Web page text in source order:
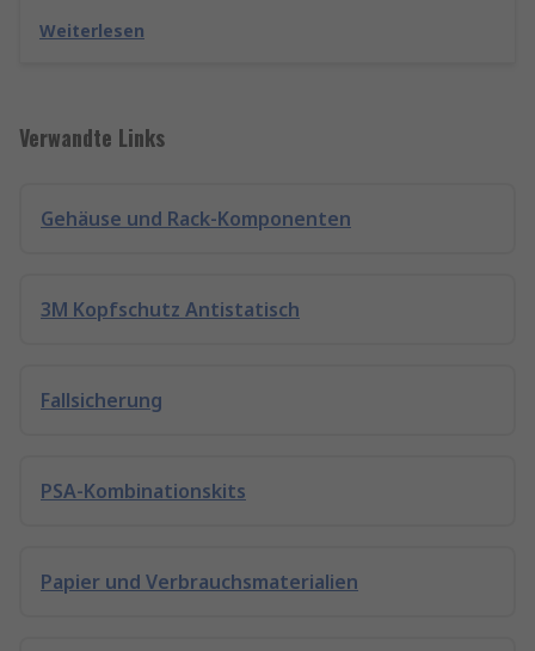
Weiterlesen
Verwandte Links
Gehäuse und Rack-Komponenten
3M Kopfschutz Antistatisch
Fallsicherung
PSA-Kombinationskits
Papier und Verbrauchsmaterialien